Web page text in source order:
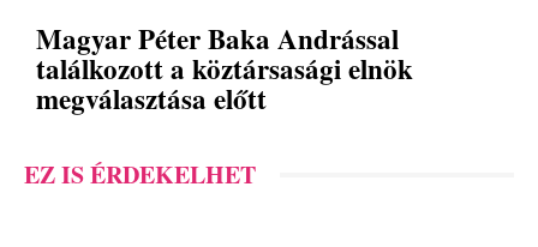
Magyar Péter Baka Andrással
találkozott a köztársasági elnök
megválasztása előtt
EZ IS ÉRDEKELHET